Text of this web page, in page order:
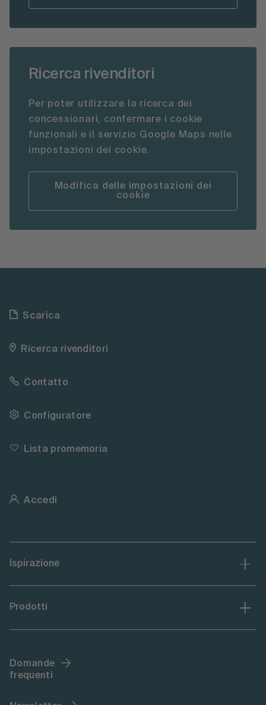
Ricerca rivenditori
Per poter utilizzare la ricerca dei
concessionari, confermare i cookie
funzionali e il servizio Google Maps nelle
impostazioni dei cookie.
Modifica delle impostazioni dei
cookie
Scarica
Ricerca rivenditori
Contatto
Configuratore
Lista promemoria
Accedi
Ispirazione
Prodotti
Domande
frequenti